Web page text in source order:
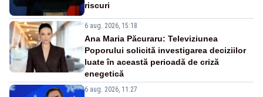
riscuri
6 aug. 2026, 15:18
Ana Maria Păcuraru: Televiziunea
Poporului solicită investigarea deciziilor
luate în această perioadă de criză
enegetică
6 aug. 2026, 11:27